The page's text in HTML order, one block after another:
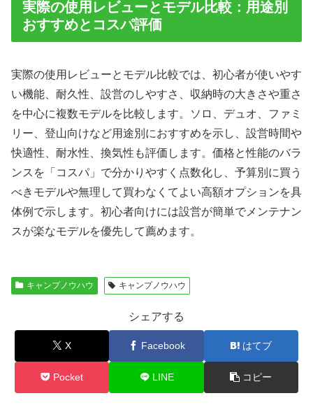
実際の使用レビューとモデル比較：用途別
おすすめとコスパ評価
実際の使用レビューとモデル比較では、初心者が使いやす
い機能、耐久性、設営のしやすさ、収納時の大きさや重さ
を中心に複数モデルを比較します。ソロ、デュオ、ファミ
リー、登山向けなど用途別におすすめを示し、設営時間や
快適性、耐水性、換気性も評価します。価格と性能のバラ
ンスを「コスパ」で分かりやすく点数化し、予算別に買う
べきモデルや無理して買わなくてよい高額オプションを具
体例で示します。初心者向けには設営が簡単でメンテナン
スが楽なモデルを優先して薦めます。
キャンプノウハウ キャンプノウハウ
シェアする
X Facebook はてブ
Pocket LINE コピー